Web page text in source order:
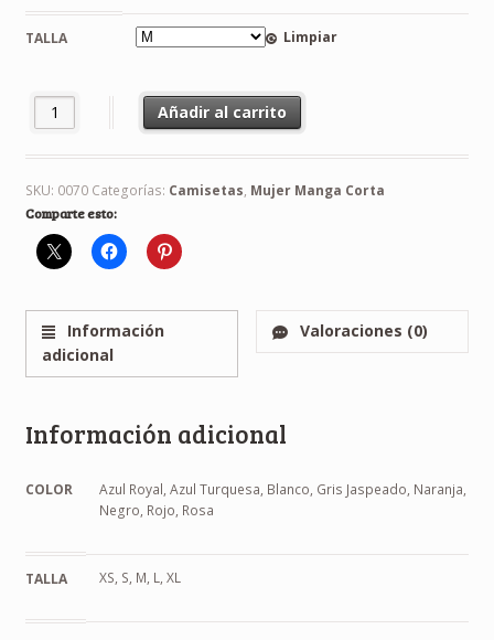
TALLA Limpiar
Camiseta Monstruo de las Galletas Mujer cantidad
Añadir al carrito
SKU: 0070 Categorías: Camisetas, Mujer Manga Corta
Comparte esto:
Información
adicional
Valoraciones (0)
Información adicional
COLOR
Azul Royal, Azul Turquesa, Blanco, Gris Jaspeado, Naranja,
Negro, Rojo, Rosa
TALLA XS, S, M, L, XL